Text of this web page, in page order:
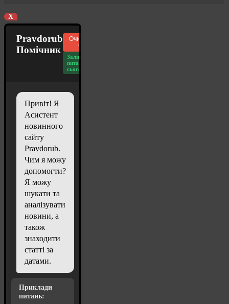
X
Pravdorub
Помічник
Очистити
чат
Залишилось
питань
сьогодні: 20
Привіт! Я
Асистент
новинного
сайту
Pravdorub.
Чим я можу
допомогти?
Я можу
шукати та
аналізувати
новини, а
також
знаходити
статті за
датами.
Приклади
питань: